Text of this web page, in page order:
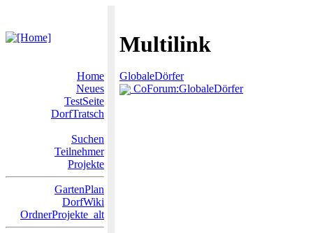
Multilink
Home
Neues
TestSeite
DorfTratsch
Suchen
Teilnehmer
Projekte
GartenPlan
DorfWiki
OrdnerProjekte_alt
GlobaleDörfer
CoForum:GlobaleDörfer